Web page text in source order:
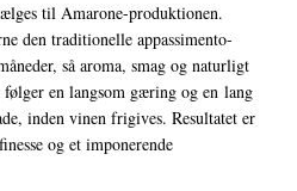
til Amarone-produktionen.
den traditionelle appassimento-
så aroma, smag og naturligt
en langsom gæring og en lang
inden vinen frigives. Resultatet er
og et imponerende